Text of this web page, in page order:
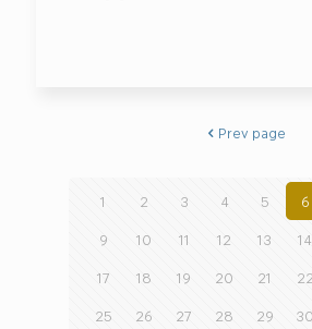
Prev page
1 2 3 4 5 6
9 10 11 12 13 14
17 18 19 20 21 22
25 26 27 28 29 30